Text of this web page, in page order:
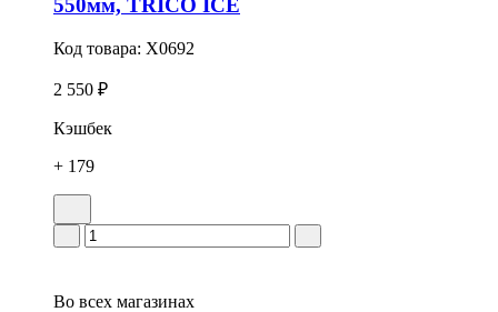
550мм, TRICO ICE
Код товара: X0692
2 550 ₽
Кэшбек
+ 179
Во всех магазинах